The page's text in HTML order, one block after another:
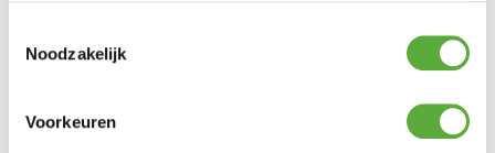
Noodzakelijk
Voorkeuren
* wordt geleverd exclusief parasolvoet